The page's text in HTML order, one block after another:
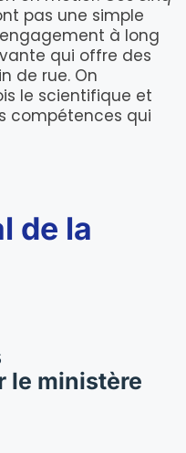
pas une simple
à long
qui offre des
de rue. On
le scientifique et
compétences qui
de la
le ministère